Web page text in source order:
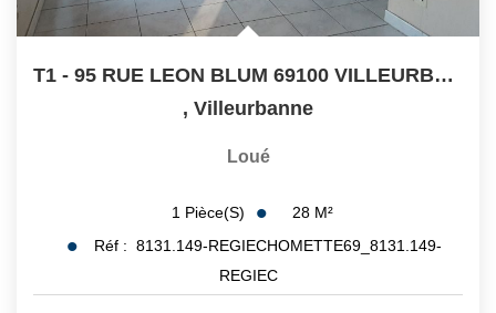
T1 - 95 RUE LEON BLUM 69100 VILLEURBANNE
, Villeurbanne
Loué
1 Pièce(s) 28 M²
Réf : 8131.149-REGIECHOMETTE69_8131.149-
REGIEC